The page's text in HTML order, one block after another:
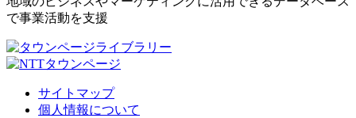
で事業活動を支援
サイトマップ
個人情報について